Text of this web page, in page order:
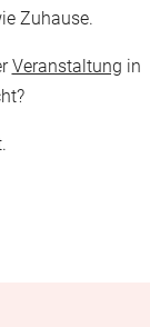
Zuhause.
Veranstaltung in